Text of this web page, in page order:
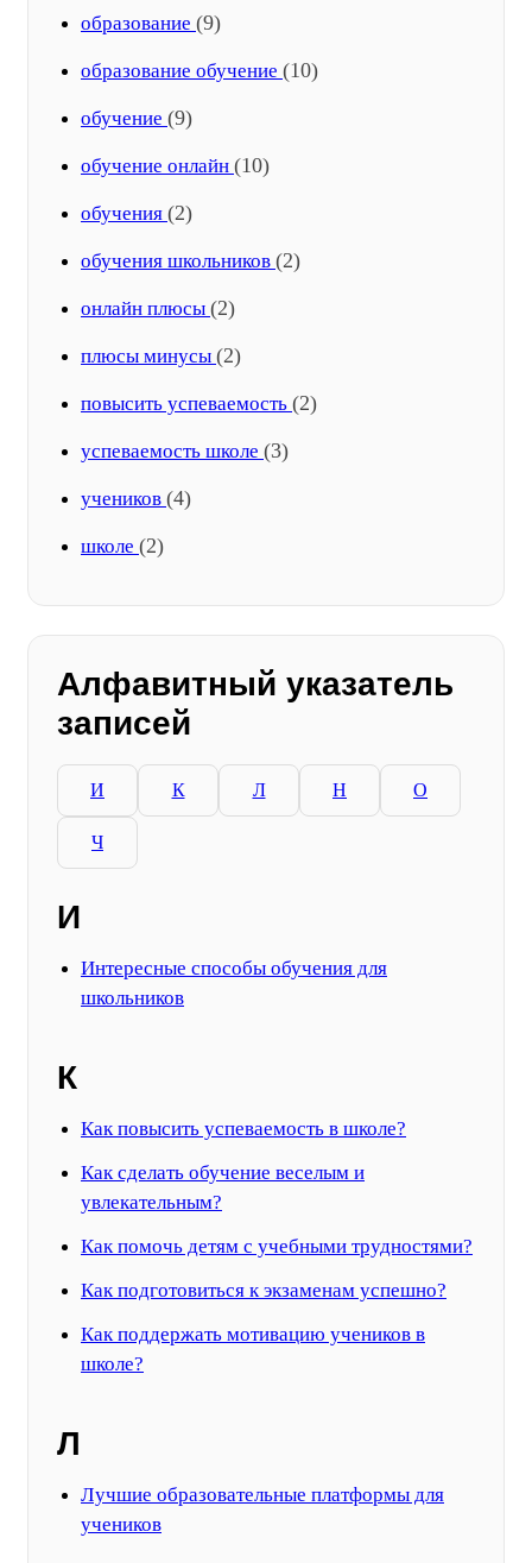
образование (9)
образование обучение (10)
обучение (9)
обучение онлайн (10)
обучения (2)
обучения школьников (2)
онлайн плюсы (2)
плюсы минусы (2)
повысить успеваемость (2)
успеваемость школе (3)
учеников (4)
школе (2)
Алфавитный указатель
записей
И К Л Н О
Ч
И
Интересные способы обучения для
школьников
К
Как повысить успеваемость в школе?
Как сделать обучение веселым и
увлекательным?
Как помочь детям с учебными трудностями?
Как подготовиться к экзаменам успешно?
Как поддержать мотивацию учеников в
школе?
Л
Лучшие образовательные платформы для
учеников